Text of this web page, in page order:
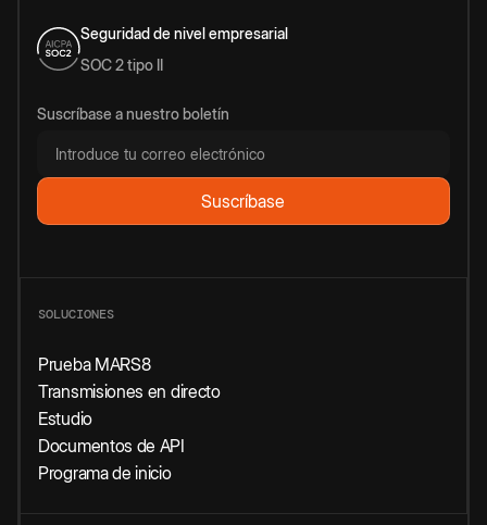
Seguridad de nivel empresarial
SOC 2 tipo II
Suscríbase a nuestro boletín
SOLUCIONES
Prueba MARS8
Transmisiones en directo
Estudio
Documentos de API
Programa de inicio